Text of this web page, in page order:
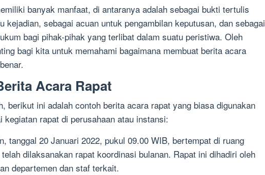
banyak manfaat, di antaranya adalah sebagai bukti tertulis
kejadian, sebagai acuan untuk pengambilan keputusan, dan sebagai
bagi pihak-pihak yang terlibat dalam suatu peristiwa. Oleh
bagi kita untuk memahami bagaimana membuat berita acara
Acara Rapat
berikut ini adalah contoh berita acara rapat yang biasa digunakan
kegiatan rapat di perusahaan atau instansi:
tanggal 20 Januari 2022, pukul 09.00 WIB, bertempat di ruang
dilaksanakan rapat koordinasi bulanan. Rapat ini dihadiri oleh
departemen dan staf terkait.